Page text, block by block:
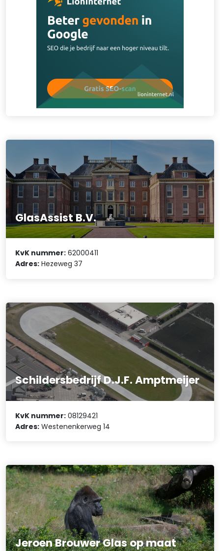
GlasAssist B.V.
KvK nummer: 62000411
Adres: Hezeweg 37
Schildersbedrijf D.J.F. Amptmeijer
KvK nummer: 08129421
Adres: Westenenkerweg 14
Jeroen Brouwer Glas op maat